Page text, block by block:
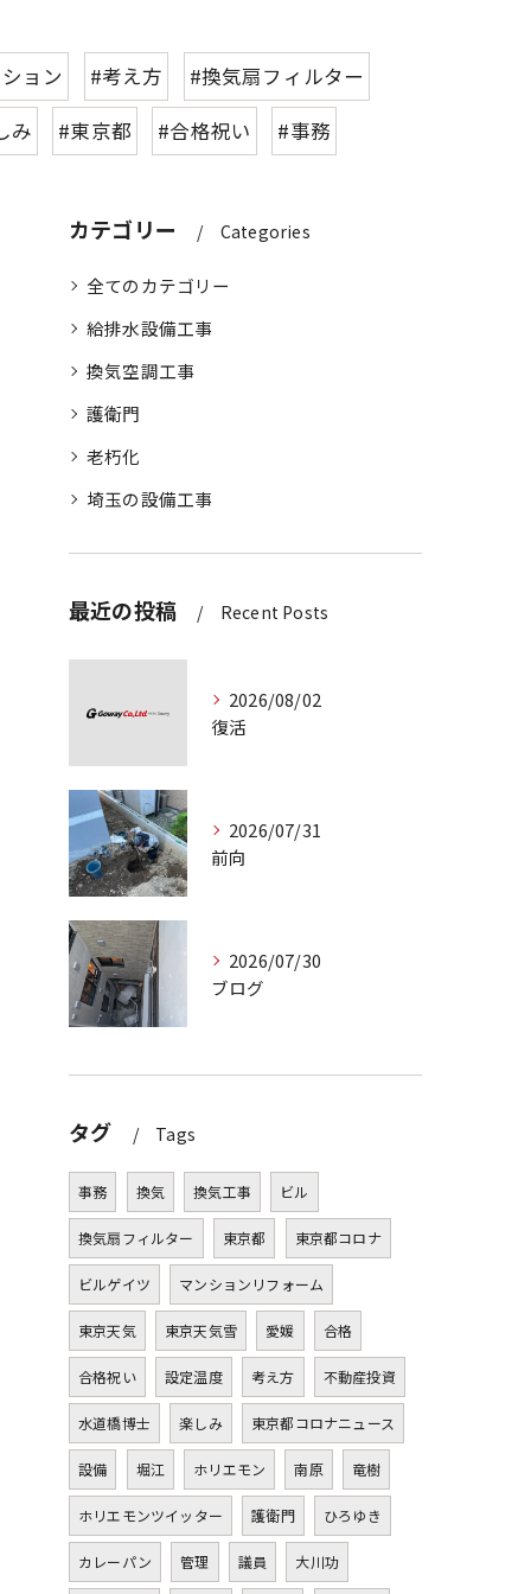
ョン #考え方
#換気扇フィルター
み #東京都 #合格祝い #事務
カテゴリー Categories
全てのカテゴリー
給排水設備工事
換気空調工事
護衛門
老朽化
埼玉の設備工事
最近の投稿 Recent Posts
2026/08/02
復活
2026/07/31
前向
2026/07/30
ブログ
タグ Tags
事務 換気 換気工事 ビル
換気扇フィルター 東京都 東京都コロナ
ビルゲイツ マンションリフォーム
東京天気 東京天気雪 愛媛 合格
合格祝い 設定温度 考え方 不動産投資
水道橋博士 楽しみ 東京都コロナニュース
設備 堀江 ホリエモン 南原 竜樹
ホリエモンツイッター 護衛門 ひろゆき
カレーパン 管理 議員 大川功